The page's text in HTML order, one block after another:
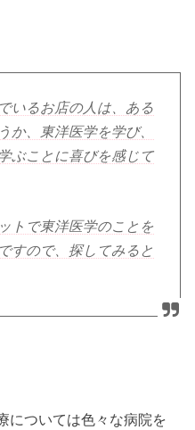
いるお店の人は、ある
か、東洋医学を学び、
ぶことに喜びを感じて
トで東洋医学のことを
すので、探してみると
については色々な病院を